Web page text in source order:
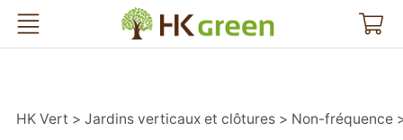
HK Vert
HK Vert Jardins verticaux et clôtures Non-fréquence